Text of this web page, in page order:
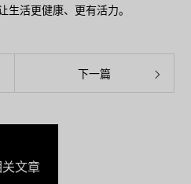
生活更健康、更有活力。
下一篇
关文章